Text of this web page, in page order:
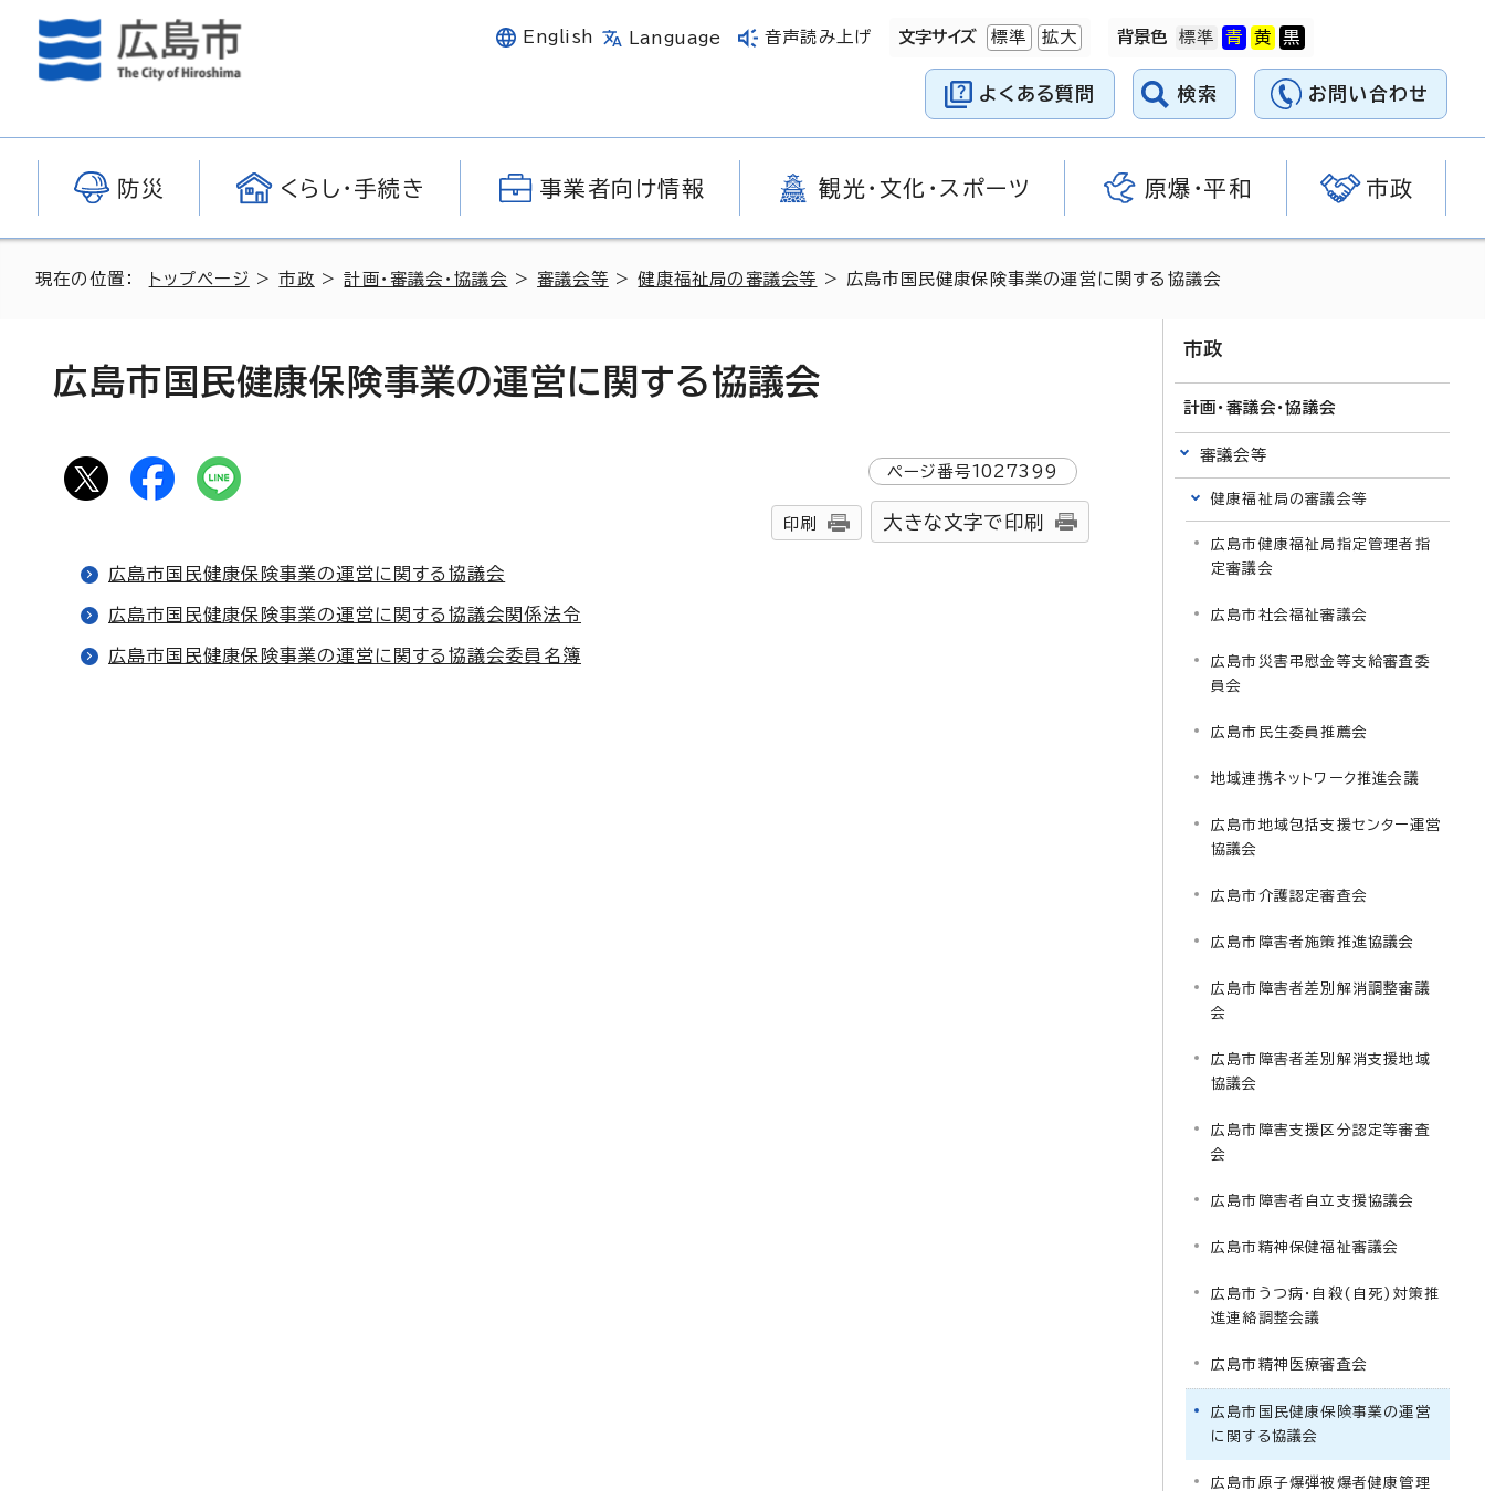
English Language 音声読み上げ 文字サイズ 標準 拡大 背景色
よくある質問 検索 お問い合わせ
防災 くらし・手続き 事業者向け情報 観光・文化・スポーツ 原爆・平和 市政
現在の位置： トップページ >市政 >計画・審議会・協議会 >審議会等 >健康福祉局の審議会等 > 広島市国民健康保険事業の運営に関する協議会
広島市国民健康保険事業の運営に関する協議会
ページ番号1027399
印刷 大きな文字で印刷
広島市国民健康保険事業の運営に関する協議会
広島市国民健康保険事業の運営に関する協議会関係法令
広島市国民健康保険事業の運営に関する協議会委員名簿
市政
計画・審議会・協議会
審議会等
健康福祉局の審議会等
広島市健康福祉局指定管理者指
定審議会
広島市社会福祉審議会
広島市災害弔慰金等支給審査委
員会
広島市民生委員推薦会
地域連携ネットワーク推進会議
広島市地域包括支援センター運営
協議会
広島市介護認定審査会
広島市障害者施策推進協議会
広島市障害者差別解消調整審議
会
広島市障害者差別解消支援地域
協議会
広島市障害支援区分認定等審査
会
広島市障害者自立支援協議会
広島市精神保健福祉審議会
広島市うつ病・自殺(自死)対策推
進連絡調整会議
広島市精神医療審査会
広島市国民健康保険事業の運営
に関する協議会
広島市原子爆弾被爆者健康管理